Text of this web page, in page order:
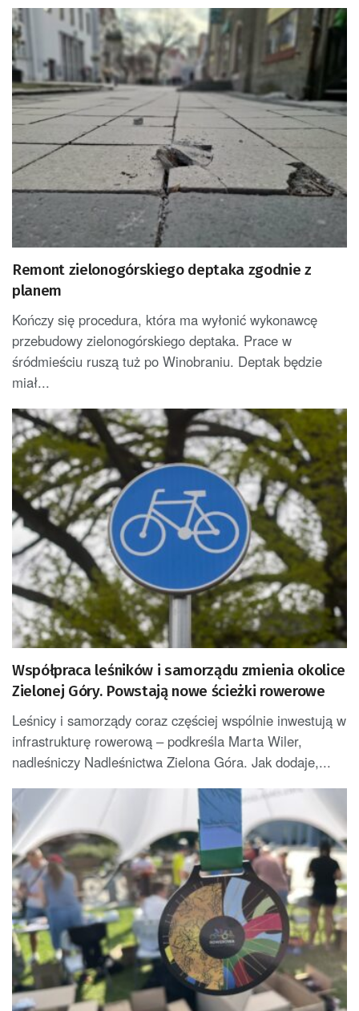
Remont zielonogórskiego deptaka zgodnie z
planem
Kończy się procedura, która ma wyłonić wykonawcę
przebudowy zielonogórskiego deptaka. Prace w
śródmieściu ruszą tuż po Winobraniu. Deptak będzie
miał...
Współpraca leśników i samorządu zmienia okolice
Zielonej Góry. Powstają nowe ścieżki rowerowe
Leśnicy i samorządy coraz częściej wspólnie inwestują w
infrastrukturę rowerową – podkreśla Marta Wiler,
nadleśniczy Nadleśnictwa Zielona Góra. Jak dodaje,...